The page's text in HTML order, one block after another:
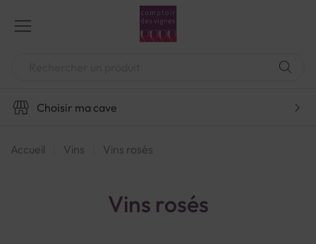
contenu
Choisir ma cave
Accueil Vins Vins rosés
Vins rosés